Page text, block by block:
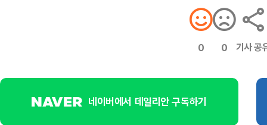
0 0 기사 공
네이버에서 데일리안 구독하기